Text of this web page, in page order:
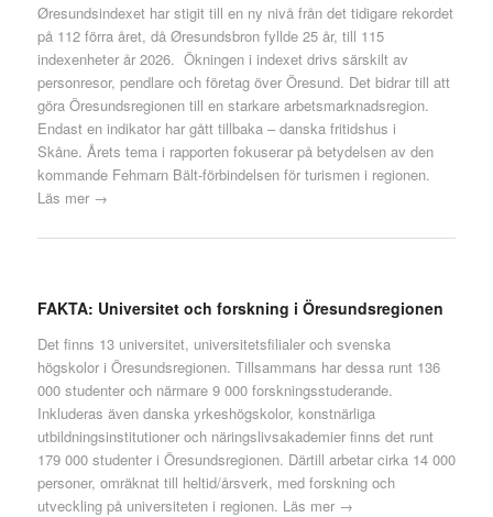
Øresundsindexet har stigit till en ny nivå från det tidigare rekordet
på 112 förra året, då Øresundsbron fyllde 25 år, till 115
indexenheter år 2026. Ökningen i indexet drivs särskilt av
personresor, pendlare och företag över Öresund. Det bidrar till att
göra Öresundsregionen till en starkare arbetsmarknadsregion.
Endast en indikator har gått tillbaka – danska fritidshus i
Skåne. Årets tema i rapporten fokuserar på betydelsen av den
kommande Fehmarn Bält-förbindelsen för turismen i regionen.
Läs mer →
FAKTA: Universitet och forskning i Öresundsregionen
Det finns 13 universitet, universitetsfilialer och svenska
högskolor i Öresundsregionen. Tillsammans har dessa runt 136
000 studenter och närmare 9 000 forskningsstuderande.
Inkluderas även danska yrkeshögskolor, konstnärliga
utbildningsinstitutioner och näringslivsakademier finns det runt
179 000 studenter i Öresundsregionen. Därtill arbetar cirka 14 000
personer, omräknat till heltid/årsverk, med forskning och
utveckling på universiteten i regionen. Läs mer →